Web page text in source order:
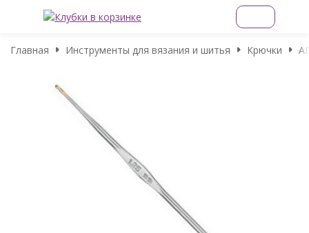
Главная Инструменты для вязания и шитья Крючки